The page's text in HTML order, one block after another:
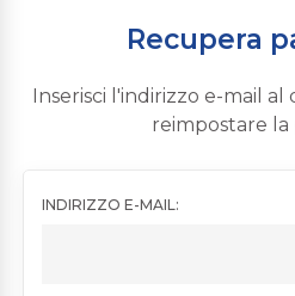
Recupera
Inserisci l'indirizzo e-mail
reimpostare la
INDIRIZZO E-MAIL: